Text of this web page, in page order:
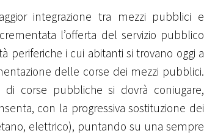
integrazione tra mezzi pubblici e
l’offerta del servizio pubblico
periferiche i cui abitanti si trovano oggi a
delle corse dei mezzi pubblici.
corse pubbliche si dovrà coniugare,
con la progressiva sostituzione dei
elettrico), puntando su una sempre